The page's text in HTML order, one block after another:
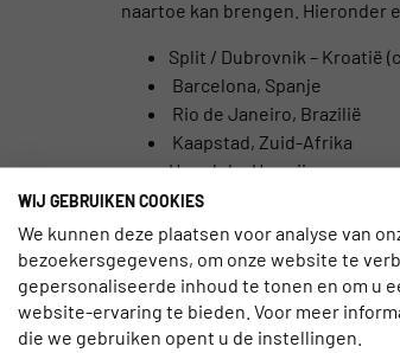
naartoe kan brengen. Hieronder
Split / Dubrovnik – Kroatië
Barcelona, ​​Spanje
Rio de Janeiro, Brazilië
Kaapstad, Zuid-Afrika
Honolulu, Hawaii
Nice, Frankrijk
Miami – VS.
Santa Monica – Verenigde
Sydney, Australië
Tel Aviv, Israël
Zandvoort – Nederland
WIJ GEBRUIKEN COOKIES
We kunnen deze plaatsen voor analyse van
bezoekersgegevens, om onze website te
gepersonaliseerde inhoud te tonen en om u
website-ervaring te bieden. Voor meer
die we gebruiken opent u de instellingen.